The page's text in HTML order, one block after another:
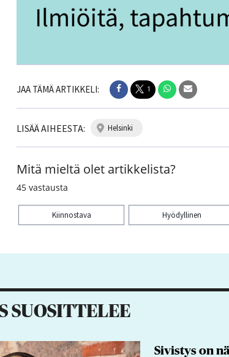
JAA TÄMÄ ARTIKKELI: 1
LISÄÄ AIHEESTA: helsinki
Mitä mieltä olet artikkelista?
45 vastausta
Kiinnostava Hyödyllinen
SUOSITTELEE
Sivistys on